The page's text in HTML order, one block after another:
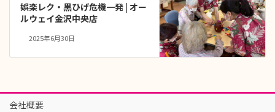
娯楽レク・黒ひげ危機一発 | オー
ルウェイ金沢中央店
2025年6月30日
会社概要